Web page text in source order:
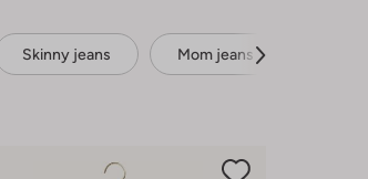
Skinny jeans Mom jeans